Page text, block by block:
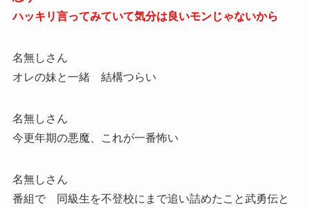
ハッキリ言ってみていて気分は良いモンじゃないから
名無しさん
オレの妹と一緒 結構つらい
名無しさん
今更年期の悪魔、これが一番怖い
名無しさん
番組で 同級生を不登校にまで追い詰めたこと武勇伝と